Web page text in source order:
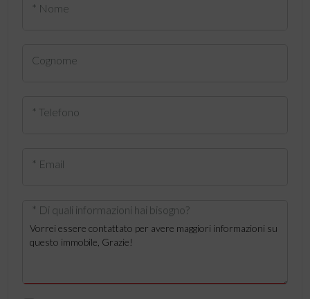
* Nome
Cognome
* Telefono
* Email
* Di quali informazioni hai bisogno?